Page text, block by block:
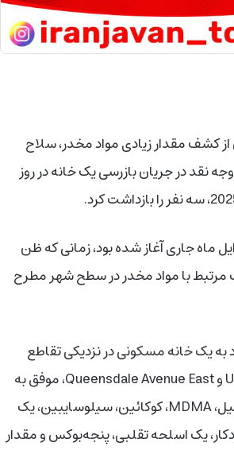
کشف مقدار زیادی مواد مخدر، سلاح
نقد در جریان بازرسی یک خانه در روز
ماه جاری آغاز شده بود، زمانی که ظن
با مواد مخدر در سطح شهر مطرح
به یک خانه مسکونی در نزدیکی تقاطع
Upper Gage Avenue و Queensdale Avenue East، موفق به
کشف مقادیری فنتانیل، MDMA، کوکائین، سیلوسایبین، یک
یک اسلحه تقلبی، پنجه‌بوکس و مقدار